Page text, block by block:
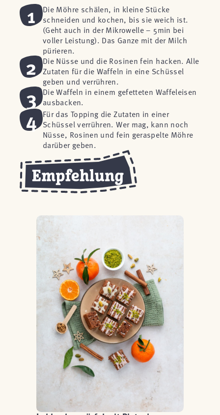
1
Die Möhre schälen, in kleine Stücke
schneiden und kochen, bis sie weich ist.
(Geht auch in der Mikrowelle – 5min bei
voller Leistung). Das Ganze mit der Milch
pürieren.
2
Die Nüsse und die Rosinen fein hacken. Alle
Zutaten für die Waffeln in eine Schüssel
geben und verrühren.
3
Die Waffeln in einem gefetteten Waffeleisen
ausbacken.
4
Für das Topping die Zutaten in einer
Schüssel verrühren. Wer mag, kann noch
Nüsse, Rosinen und fein geraspelte Möhre
darüber geben.